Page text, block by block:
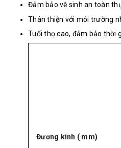
Đảm bảo vệ sinh an toàn
Thân thiện với môi trường
Tuổi thọ cao, đảm bảo thời
Đương kính ( mm)